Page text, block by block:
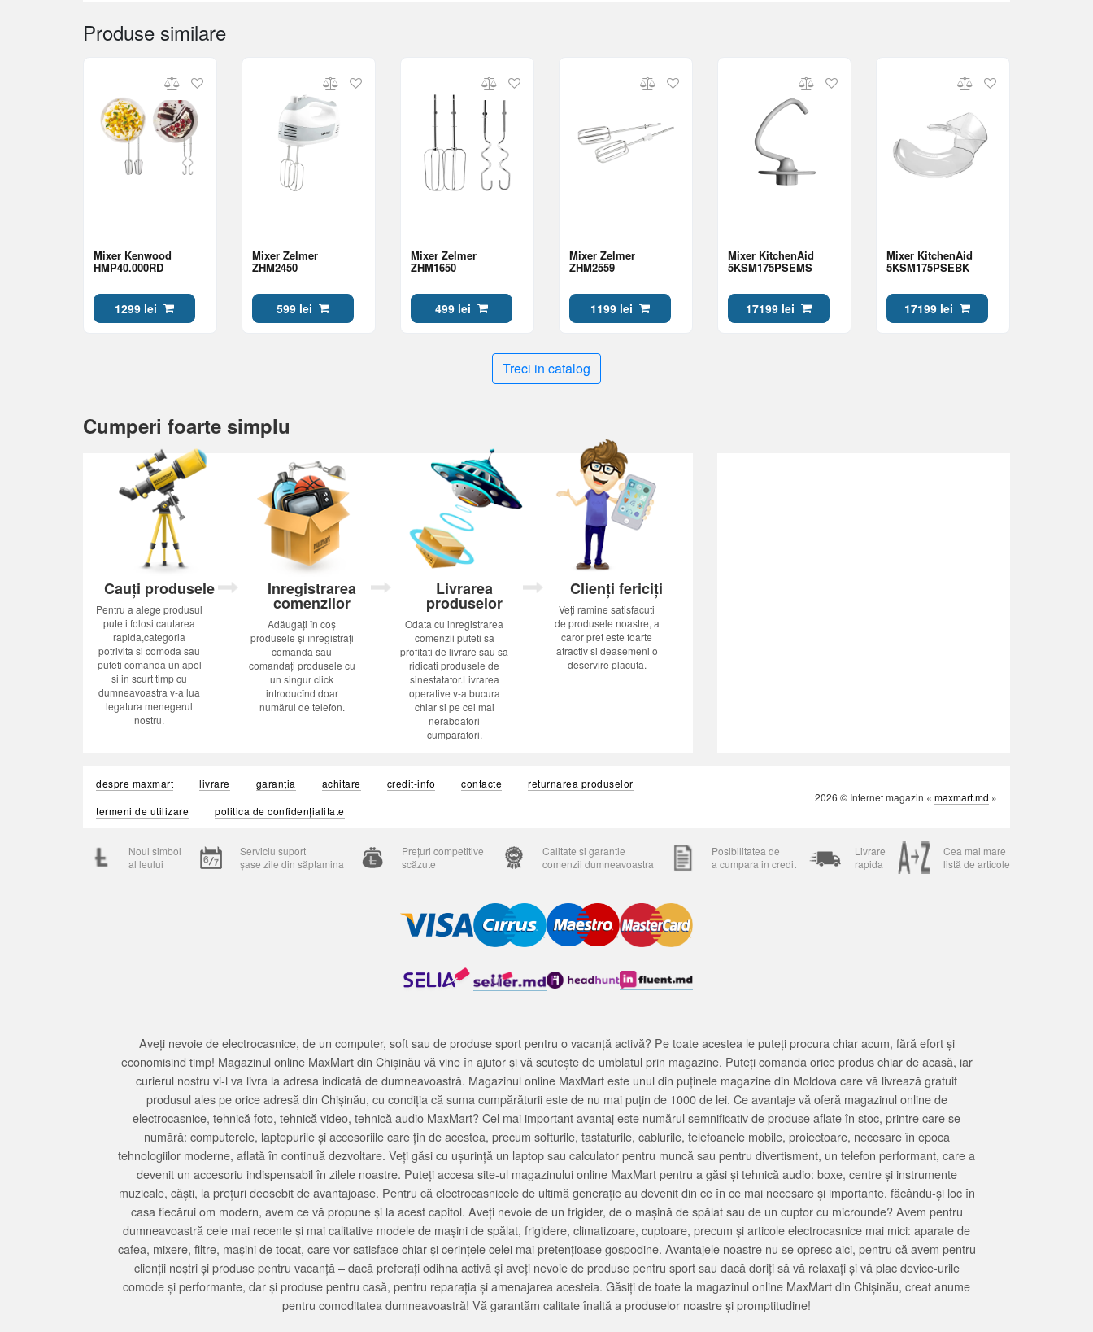
Produse similare
Mixer Kenwood
HMP40.000RD
1299 lei
Mixer Zelmer
ZHM2450
599 lei
Mixer Zelmer
ZHM1650
499 lei
Mixer Zelmer
ZHM2559
1199 lei
Mixer KitchenAid
5KSM175PSEMS
17199 lei
Mixer KitchenAid
5KSM175PSEBK
17199 lei
Treci in catalog
Cumperi foarte simplu
Cauți produsele
Pentru a alege produsul
puteti folosi cautarea
rapida,categoria
potrivita si comoda sau
puteti comanda un apel
si in scurt timp cu
dumneavoastra v-a lua
legatura menegerul
nostru.
Inregistrarea
comenzilor
Adăugați în coș
produsele și înregistrați
comanda sau
comandați produsele cu
un singur click
introducînd doar
numărul de telefon.
Livrarea
produselor
Odata cu inregistrarea
comenzii puteti sa
profitati de livrare sau sa
ridicati produsele de
sinestatator.Livrarea
operative v-a bucura
chiar si pe cei mai
nerabdatori
cumparatori.
Clienți fericiți
Veți ramine satisfacuti
de produsele noastre, a
caror pret este foarte
atractiv si deasemeni o
deservire placuta.
despre maxmart livrare garanția achitare credit-info contacte
returnarea produselor
termeni de utilizare
politica de confidențialitate
2026 © Internet magazin « maxmart.md »
Noul simbol
al leului
Serviciu suport
șase zile din săptamina
Prețuri competitive
scăzute
Calitate si garantie
comenzii dumneavoastra
Posibilitatea de
a cumpara in credit
Livrare
rapida
Cea mai mare
listă de articole
Aveți nevoie de electrocasnice, de un computer, soft sau de produse sport pentru o vacanță activă? Pe toate acestea le puteți procura chiar acum, fără efort și
economisind timp! Magazinul online MaxMart din Chișinău vă vine în ajutor și vă scutește de umblatul prin magazine. Puteți comanda orice produs chiar de acasă, iar
curierul nostru vi-l va livra la adresa indicată de dumneavoastră. Magazinul online MaxMart este unul din puținele magazine din Moldova care vă livrează gratuit
produsul ales pe orice adresă din Chișinău, cu condiția că suma cumpărăturii este de nu mai puțin de 1000 de lei. Ce avantaje vă oferă magazinul online de
electrocasnice, tehnică foto, tehnică video, tehnică audio MaxMart? Cel mai important avantaj este numărul semnificativ de produse aflate în stoc, printre care se
numără: computerele, laptopurile și accesoriile care țin de acestea, precum softurile, tastaturile, cablurile, telefoanele mobile, proiectoare, necesare în epoca
tehnologiilor moderne, aflată în continuă dezvoltare. Veți găsi cu ușurință un laptop sau calculator pentru muncă sau pentru divertisment, un telefon performant, care a
devenit un accesoriu indispensabil în zilele noastre. Puteți accesa site-ul magazinului online MaxMart pentru a găsi și tehnică audio: boxe, centre și instrumente
muzicale, căști, la prețuri deosebit de avantajoase. Pentru că electrocasnicele de ultimă generație au devenit din ce în ce mai necesare și importante, făcându-și loc în
casa fiecărui om modern, avem ce vă propune și la acest capitol. Aveți nevoie de un frigider, de o mașină de spălat sau de un cuptor cu microunde? Avem pentru
dumneavoastră cele mai recente și mai calitative modele de mașini de spălat, frigidere, climatizoare, cuptoare, precum și articole electrocasnice mai mici: aparate de
cafea, mixere, filtre, mașini de tocat, care vor satisface chiar și cerințele celei mai pretențioase gospodine. Avantajele noastre nu se opresc aici, pentru că avem pentru
clienții noștri și produse pentru vacanță – dacă preferați odihna activă și aveți nevoie de produse pentru sport sau dacă doriți să vă relaxați și vă plac device-urile
comode și performante, dar și produse pentru casă, pentru reparația și amenajarea acesteia. Găsiți de toate la magazinul online MaxMart din Chișinău, creat anume
pentru comoditatea dumneavoastră! Vă garantăm calitate înaltă a produselor noastre și promptitudine!